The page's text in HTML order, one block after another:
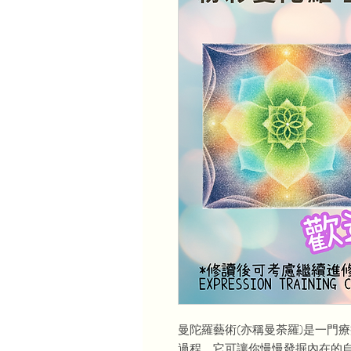
曼陀羅藝術(亦稱曼荼羅)是一門